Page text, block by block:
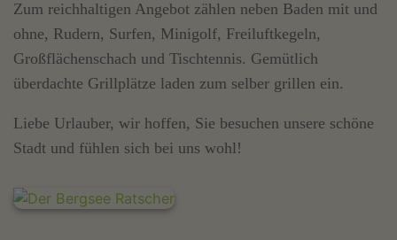
Zum reichhaltigen Angebot zählen neben Baden mit und
ohne, Rudern, Surfen, Minigolf, Freiluftkegeln,
Großflächenschach und Tischtennis. Gemütlich
überdachte Grillplätze laden zum selber grillen ein.
Liebe Urlauber, wir hoffen, Sie besuchen unsere schöne
Stadt und fühlen sich bei uns wohl!